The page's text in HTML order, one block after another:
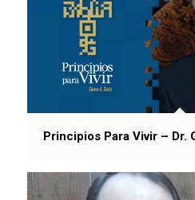
Principios Para Vivir – Dr.